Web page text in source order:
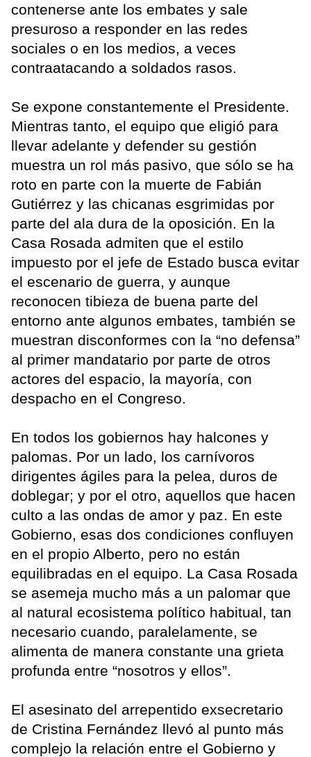
contenerse ante los embates y sale
presuroso a responder en las redes
sociales o en los medios, a veces
contraatacando a soldados rasos.
Se expone constantemente el Presidente.
Mientras tanto, el equipo que eligió para
llevar adelante y defender su gestión
muestra un rol más pasivo, que sólo se ha
roto en parte con la muerte de Fabián
Gutiérrez y las chicanas esgrimidas por
parte del ala dura de la oposición. En la
Casa Rosada admiten que el estilo
impuesto por el jefe de Estado busca evitar
el escenario de guerra, y aunque
reconocen tibieza de buena parte del
entorno ante algunos embates, también se
muestran disconformes con la “no defensa”
al primer mandatario por parte de otros
actores del espacio, la mayoría, con
despacho en el Congreso.
En todos los gobiernos hay halcones y
palomas. Por un lado, los carnívoros
dirigentes ágiles para la pelea, duros de
doblegar; y por el otro, aquellos que hacen
culto a las ondas de amor y paz. En este
Gobierno, esas dos condiciones confluyen
en el propio Alberto, pero no están
equilibradas en el equipo. La Casa Rosada
se asemeja mucho más a un palomar que
al natural ecosistema político habitual, tan
necesario cuando, paralelamente, se
alimenta de manera constante una grieta
profunda entre “nosotros y ellos”.
El asesinato del arrepentido exsecretario
de Cristina Fernández llevó al punto más
complejo la relación entre el Gobierno y